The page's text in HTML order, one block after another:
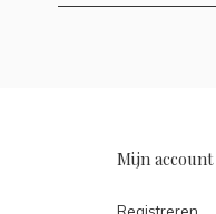
Mijn account
Registreren